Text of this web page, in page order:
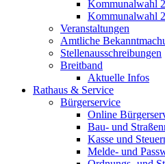
Kommunalwahl
Kommunalwahl
Veranstaltungen
Amtliche
Stellenausschreibungen
Breitband
Aktuelle Infos
Rathaus & Service
Bürgerservice
Online
Bau- und
Kasse und
Melde- und